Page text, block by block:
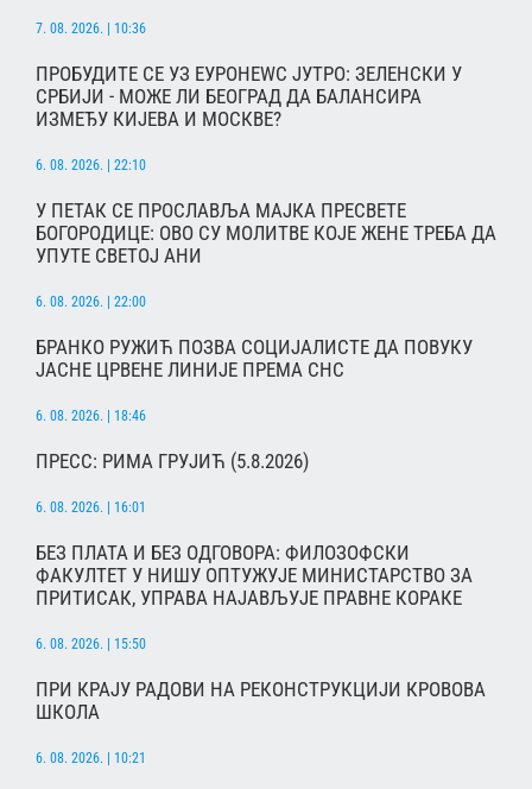
7. 08. 2026. | 10:36
ПРОБУДИТЕ СЕ УЗ ЕУРОНЕWС ЈУТРО: ЗЕЛЕНСКИ У
СРБИЈИ - МОЖЕ ЛИ БЕОГРАД ДА БАЛАНСИРА
ИЗМЕЂУ КИЈЕВА И МОСКВЕ?
6. 08. 2026. | 22:10
У ПЕТАК СЕ ПРОСЛАВЉА МАЈКА ПРЕСВЕТЕ
БОГОРОДИЦЕ: ОВО СУ МОЛИТВЕ КОЈЕ ЖЕНЕ ТРЕБА ДА
УПУТЕ СВЕТОЈ АНИ
6. 08. 2026. | 22:00
БРАНКО РУЖИЋ ПОЗВА СОЦИЈАЛИСТЕ ДА ПОВУКУ
ЈАСНЕ ЦРВЕНЕ ЛИНИЈЕ ПРЕМА СНС
6. 08. 2026. | 18:46
ПРЕСС: РИМА ГРУЈИЋ (5.8.2026)
6. 08. 2026. | 16:01
БЕЗ ПЛАТА И БЕЗ ОДГОВОРА: ФИЛОЗОФСКИ
ФАКУЛТЕТ У НИШУ ОПТУЖУЈЕ МИНИСТАРСТВО ЗА
ПРИТИСАК, УПРАВА НАЈАВЉУЈЕ ПРАВНЕ КОРАКЕ
6. 08. 2026. | 15:50
ПРИ КРАЈУ РАДОВИ НА РЕКОНСТРУКЦИЈИ КРОВОВА
ШКОЛА
6. 08. 2026. | 10:21